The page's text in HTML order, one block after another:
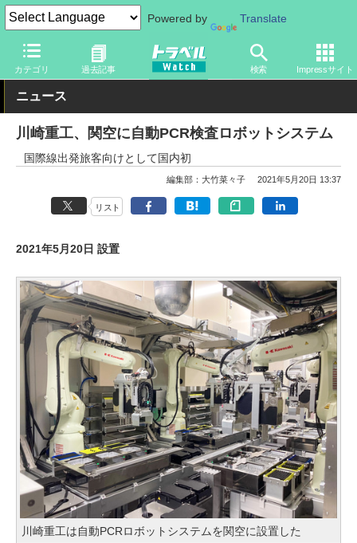
Powered by Translate
カテゴリ 過去記事 検索 Impressサイト
トラベル Watch 旅の方法 空旅 空港
ニュース
川崎重工、関空に自動PCR検査ロボットシステム
国際線出発旅客向けとして国内初
編集部：大竹菜々子 2021年5月20日 13:37
リスト
2021年5月20日 設置
川崎重工は自動PCRロボットシステムを関空に設置した